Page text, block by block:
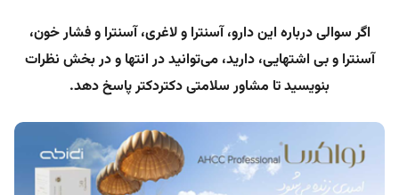
اگر سوالی درباره این دارو، آسنترا و لاغری، آسنترا و فشار خون،
آسنترا و بی اشتهایی، دارید، می‌توانید در انتها و در بخش نظرات
بنویسید تا مشاور سلامتی دکتردکتر پاسخ دهد.